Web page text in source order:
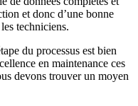
et donc d’une bonne
techniciens.
du processus est bien
en maintenance ces
devons trouver un moyen